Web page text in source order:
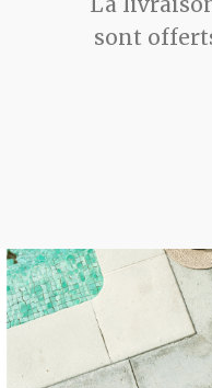
sont